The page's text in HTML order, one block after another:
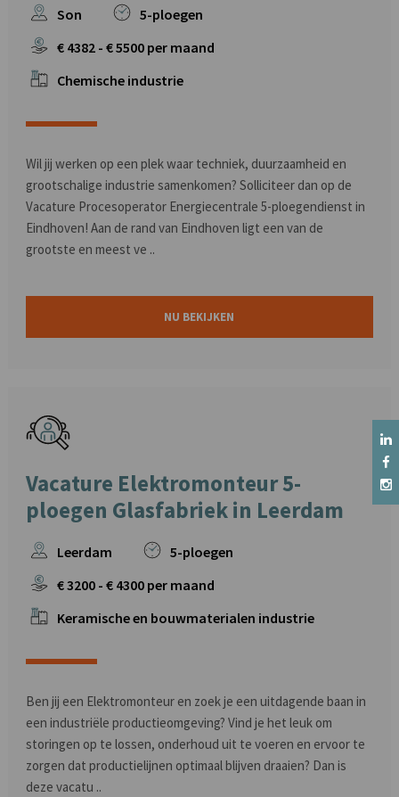
Son
5-ploegen
€ 4382 - €5500 per maand
Chemische industrie
Wil jij werken op een plek waar techniek, duurzaamheid en
grootschalige industrie samenkomen? Solliciteer dan op de
Vacature Procesoperator Energiecentrale 5-ploegendienst in
Eindhoven! Aan de rand van Eindhoven ligt een van de
grootste en meest ve ..
NU BEKIJKEN
Vacature Elektromonteur 5-
ploegen Glasfabriek in Leerdam
Leerdam
5-ploegen
€3200 - € 4300 per maand
Keramische en bouwmaterialen industrie
Ben jij een Elektromonteur en zoek je een uitdagende baan in
een industriële productieomgeving? Vind je het leuk om
storingen op te lossen, onderhoud uit te voeren en ervoor te
zorgen dat productielijnen optimaal blijven draaien? Dan is
deze vacatu ..